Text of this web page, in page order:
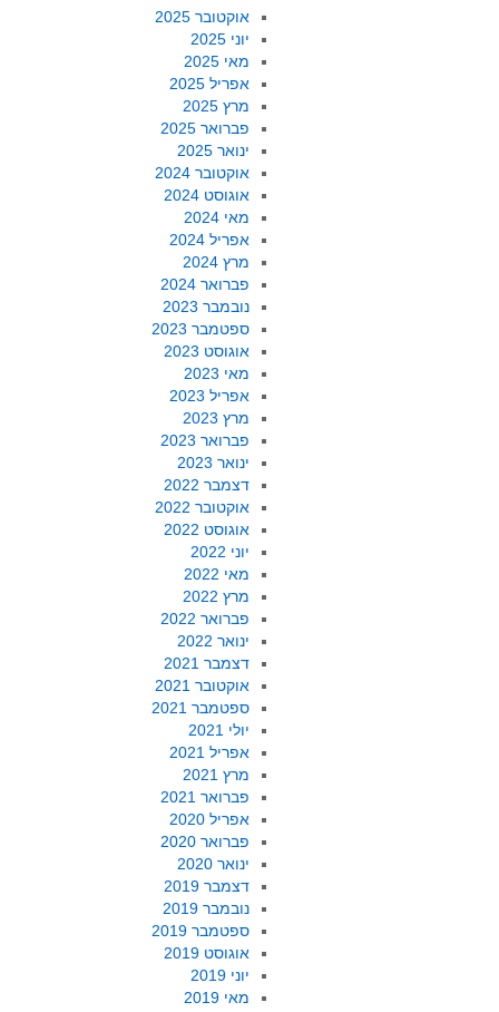
אוקטובר 2025
יוני 2025
מאי 2025
אפריל 2025
מרץ 2025
פברואר 2025
ינואר 2025
אוקטובר 2024
אוגוסט 2024
מאי 2024
אפריל 2024
מרץ 2024
פברואר 2024
נובמבר 2023
ספטמבר 2023
אוגוסט 2023
מאי 2023
אפריל 2023
מרץ 2023
פברואר 2023
ינואר 2023
דצמבר 2022
אוקטובר 2022
אוגוסט 2022
יוני 2022
מאי 2022
מרץ 2022
פברואר 2022
ינואר 2022
דצמבר 2021
אוקטובר 2021
ספטמבר 2021
יולי 2021
אפריל 2021
מרץ 2021
פברואר 2021
אפריל 2020
פברואר 2020
ינואר 2020
דצמבר 2019
נובמבר 2019
ספטמבר 2019
אוגוסט 2019
יוני 2019
מאי 2019